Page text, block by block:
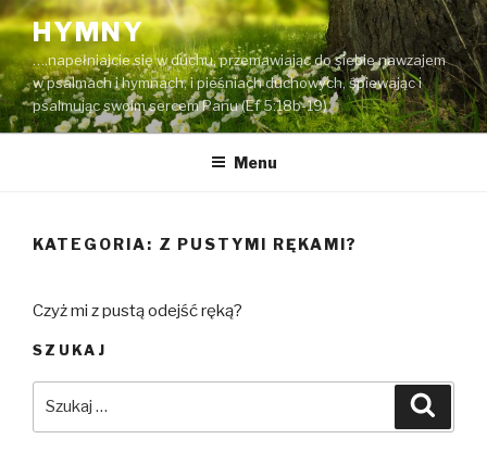
Przeskocz
do
treści
HYMNY
….napełniajcie się w duchu, przemawiając do siebie nawzajem
w psalmach i hymnach, i pieśniach duchowych, śpiewając i
psalmując swoim sercem Panu (Ef 5:18b-19)
Menu
KATEGORIA: Z PUSTYMI RĘKAMI?
Czyż mi z pustą odejść ręką?
SZUKAJ